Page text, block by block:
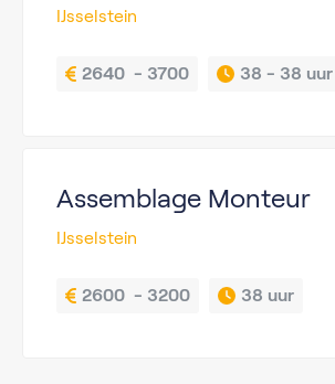
IJsselstein
2640  - 3700 38 - 38 uur
Assemblage Monteur
IJsselstein
2600  - 3200 38 uur